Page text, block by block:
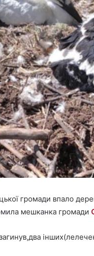
громади впало
мешканка громади